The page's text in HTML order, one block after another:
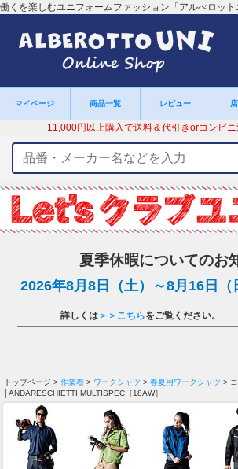
働くを楽しむユニフォームファッション「アルべロット
マイページ 商品一覧 レビュー
11,000円以上購入で送料＆代引きorコンビニ
ー
ワ
ー
ド
夏季休暇についてのお
2026年8月8日（土）～8月16日（
詳しくは ＞＞こちらをご覧ください。
トップページ > 作業着 > ワークシャツ > 春夏用ワークシャツ >
│ANDARESCHIETTI MULTISPEC［18AW］